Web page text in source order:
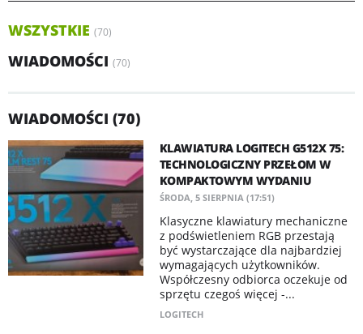
WSZYSTKIE (70)
WIADOMOŚCI (70)
WIADOMOŚCI (70)
KLAWIATURA LOGITECH G512X 75:
TECHNOLOGICZNY PRZEŁOM W
KOMPAKTOWYM WYDANIU
ŚRODA, 5 SIERPNIA (17:51)
Klasyczne klawiatury mechaniczne
z podświetleniem RGB przestają
być wystarczające dla najbardziej
wymagających użytkowników.
Współczesny odbiorca oczekuje od
sprzętu czegoś więcej -...
LOGITECH